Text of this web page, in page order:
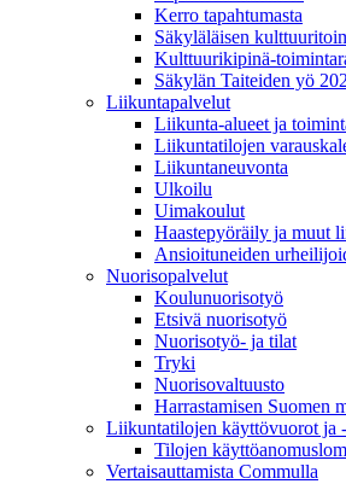
Kerro tapahtumasta
Säkyläläisen
Kulttuurikipinä-
Säkylän Taiteiden yö
Liikuntapalvelut
Liikunta-alueet ja
Liikuntatilojen
Liikuntaneuvonta
Ulkoilu
Uimakoulut
Haastepyöräily ja muut
Ansioituneiden
Nuorisopalvelut
Koulunuorisotyö
Etsivä nuorisotyö
Nuorisotyö- ja tilat
Tryki
Nuorisovaltuusto
Harrastamisen Suomen
Liikuntatilojen käyttövuorot ja
Tilojen
Vertaisauttamista Commulla